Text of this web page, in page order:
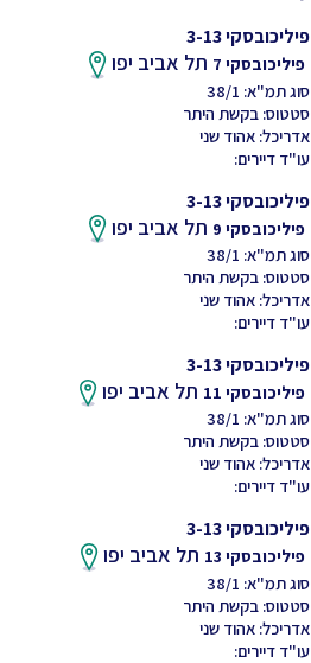
פיליכובסקי 3-13
פיליכובסקי 7 תל אביב יפו
סוג תמ"א: 38/1
סטטוס: בקשת היתר
אדריכל: אהוד שני
עו"ד דיירים:
פיליכובסקי 3-13
פיליכובסקי 9 תל אביב יפו
סוג תמ"א: 38/1
סטטוס: בקשת היתר
אדריכל: אהוד שני
עו"ד דיירים:
פיליכובסקי 3-13
פיליכובסקי 11 תל אביב יפו
סוג תמ"א: 38/1
סטטוס: בקשת היתר
אדריכל: אהוד שני
עו"ד דיירים:
פיליכובסקי 3-13
פיליכובסקי 13 תל אביב יפו
סוג תמ"א: 38/1
סטטוס: בקשת היתר
אדריכל: אהוד שני
עו"ד דיירים: